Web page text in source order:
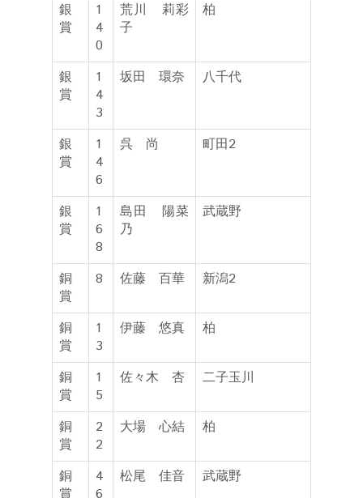
銀
賞
1
4
0
荒川 莉彩
子
柏
銀
賞
1
4
3
坂田 環奈 八千代
銀
賞
1
4
6
呉 尚 町田2
銀
賞
1
6
8
島田 陽菜
乃
武蔵野
銅
賞
8 佐藤 百華 新潟2
銅
賞
1
3
伊藤 悠真 柏
銅
賞
1
5
佐々木 杏 二子玉川
銅
賞
2
2
大場 心結 柏
銅
4
松尾 佳音 武蔵野